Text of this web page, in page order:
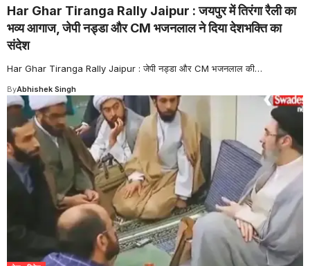
Har Ghar Tiranga Rally Jaipur : जयपुर में तिरंगा रैली का
भव्य आगाज, जेपी नड्डा और CM भजनलाल ने दिया देशभक्ति का
संदेश
Har Ghar Tiranga Rally Jaipur : जेपी नड्डा और CM भजनलाल की…
ByAbhishek Singh